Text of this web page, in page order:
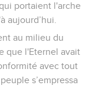
portaient l'arche
aujourd’hui.
au milieu du
que l'Eternel avait
avec tout
s’empressa